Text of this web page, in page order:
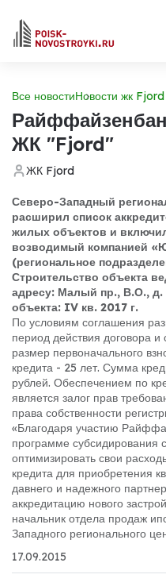
Все новостиНовости жк Fjord
ЖК "Fjord"
ЖК Fjord
Северо-Западный
расширил список
жилых объектов и
возводимый компанией
(региональное
Строительство объекта
адресу: Малый пр., В.О., д.
объекта: IV кв. 2017 г.
По условиям соглашения
период действия договора
размер первоначального
кредита - 25 лет. Сумма
рублей. Обеспечением по
является залог прав
права собственности
«Благодаря участию
программе субсидирования
оптимизировать свои
кредита для приобретения
давнего и надежного
аккредитацию нового
начальник отдела продаж
Западного регионального
17.09.2015